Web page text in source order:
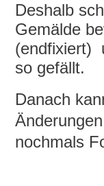
Deshalb
Gemälde
(endfixiert)
so gefällt.
Danach
nochmals